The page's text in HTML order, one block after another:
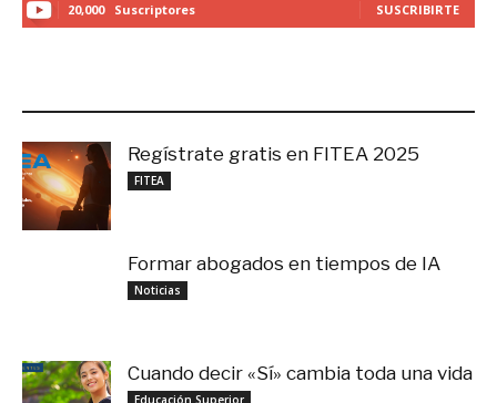
20,000 Suscriptores SUSCRIBIRTE
Regístrate gratis en FITEA 2025
FITEA
Formar abogados en tiempos de IA
Noticias
Cuando decir «Sí» cambia toda una vida